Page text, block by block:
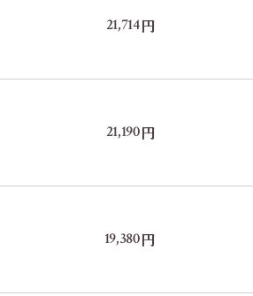
21,714円
21,190円
19,380円